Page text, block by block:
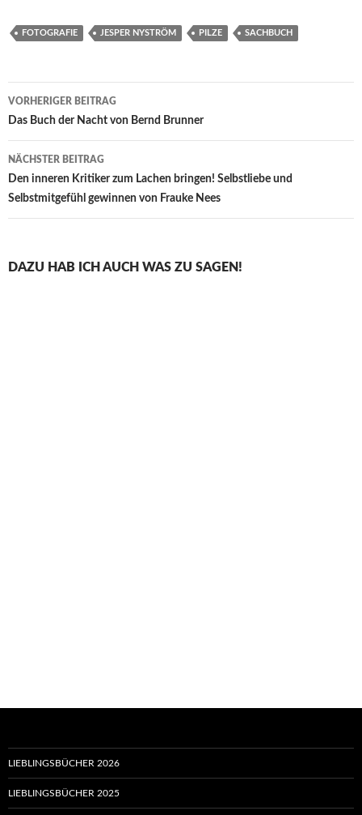
FOTOGRAFIE JESPER NYSTRÖM PILZE SACHBUCH
Beitragsnavigation
VORHERIGER BEITRAG
Das Buch der Nacht von Bernd Brunner
NÄCHSTER BEITRAG
Den inneren Kritiker zum Lachen bringen! Selbstliebe und
Selbstmitgefühl gewinnen von Frauke Nees
DAZU HAB ICH AUCH WAS ZU SAGEN!
LIEBLINGSBÜCHER 2026
LIEBLINGSBÜCHER 2025